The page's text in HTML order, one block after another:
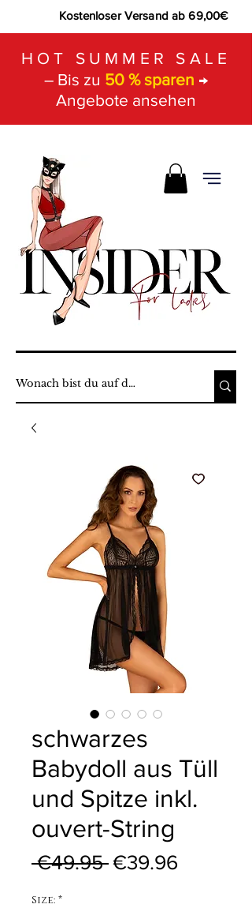
Kostenloser Versand ab 69,00€
HOT SUMMER SALE
– Bis zu 50 % sparen →
Angebote ansehen
schwarzes
Babydoll aus Tüll
und Spitze inkl.
ouvert-String
€49.95 Regular Price
€39.96
Size: *